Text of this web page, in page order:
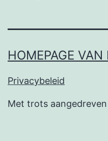
HOMEPAGE
Privacybeleid
Met trots